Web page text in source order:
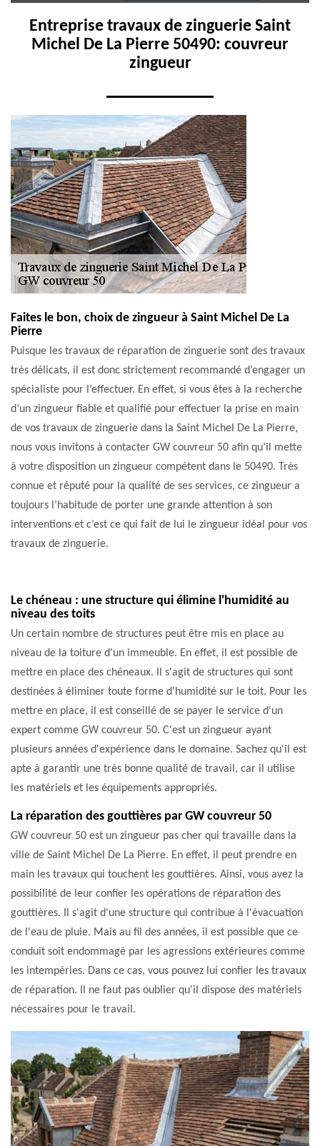
Entreprise travaux de zinguerie Saint
Michel De La Pierre 50490: couvreur
zingueur
Faites le bon, choix de zingueur à Saint Michel De La
Pierre
Puisque les travaux de réparation de zinguerie sont des travaux
très délicats, il est donc strictement recommandé d’engager un
spécialiste pour l’effectuer. En effet, si vous êtes à la recherche
d’un zingueur fiable et qualifié pour effectuer la prise en main
de vos travaux de zinguerie dans la Saint Michel De La Pierre,
nous vous invitons à contacter GW couvreur 50 afin qu’il mette
à votre disposition un zingueur compétent dans le 50490. Très
connue et réputé pour la qualité de ses services, ce zingueur a
toujours l’habitude de porter une grande attention à son
interventions et c’est ce qui fait de lui le zingueur idéal pour vos
travaux de zinguerie.
Le chéneau : une structure qui élimine l'humidité au
niveau des toits
Un certain nombre de structures peut être mis en place au
niveau de la toiture d'un immeuble. En effet, il est possible de
mettre en place des chéneaux. Il s'agit de structures qui sont
destinées à éliminer toute forme d'humidité sur le toit. Pour les
mettre en place, il est conseillé de se payer le service d'un
expert comme GW couvreur 50. C'est un zingueur ayant
plusieurs années d'expérience dans le domaine. Sachez qu'il est
apte à garantir une très bonne qualité de travail, car il utilise
les matériels et les équipements appropriés.
La réparation des gouttières par GW couvreur 50
GW couvreur 50 est un zingueur pas cher qui travaille dans la
ville de Saint Michel De La Pierre. En effet, il peut prendre en
main les travaux qui touchent les gouttières. Ainsi, vous avez la
possibilité de leur confier les opérations de réparation des
gouttières. Il s'agit d'une structure qui contribue à l'évacuation
de l'eau de pluie. Mais au fil des années, il est possible que ce
conduit soit endommagé par les agressions extérieures comme
les intempéries. Dans ce cas, vous pouvez lui confier les travaux
de réparation. Il ne faut pas oublier qu'il dispose des matériels
nécessaires pour le travail.